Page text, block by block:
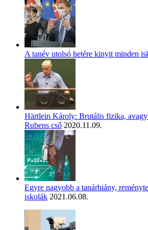
A tanév utolsó hetére kinyit minden
Härtlein Károly: Brutális fizika,
Rubens cső 2020.11.09.
Egyre nagyobb a tanárhiány,
iskolák 2021.06.08.